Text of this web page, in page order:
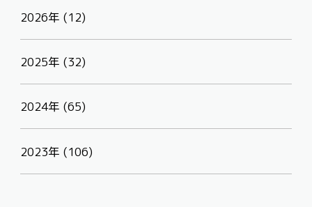
2026年 (12)
2025年 (32)
2024年 (65)
2023年 (106)